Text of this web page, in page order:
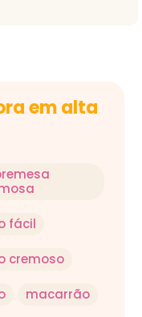
em alta
fácil
cremoso
macarrão